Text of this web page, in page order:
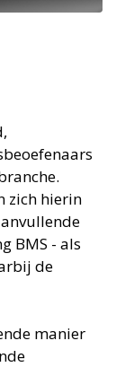
zich hierin
BMS - als
de
manier